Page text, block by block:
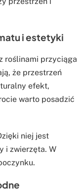
i estetyki
roślinami przyciąga
że przestrzeń
efekt,
warto posadzić
niej jest
i zwierzęta. W